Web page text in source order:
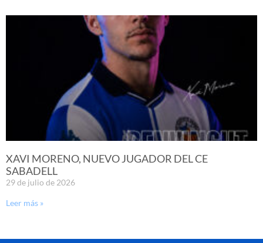
XAVI MORENO, NUEVO JUGADOR DEL CE
SABADELL
29 de julio de 2026
Leer más »